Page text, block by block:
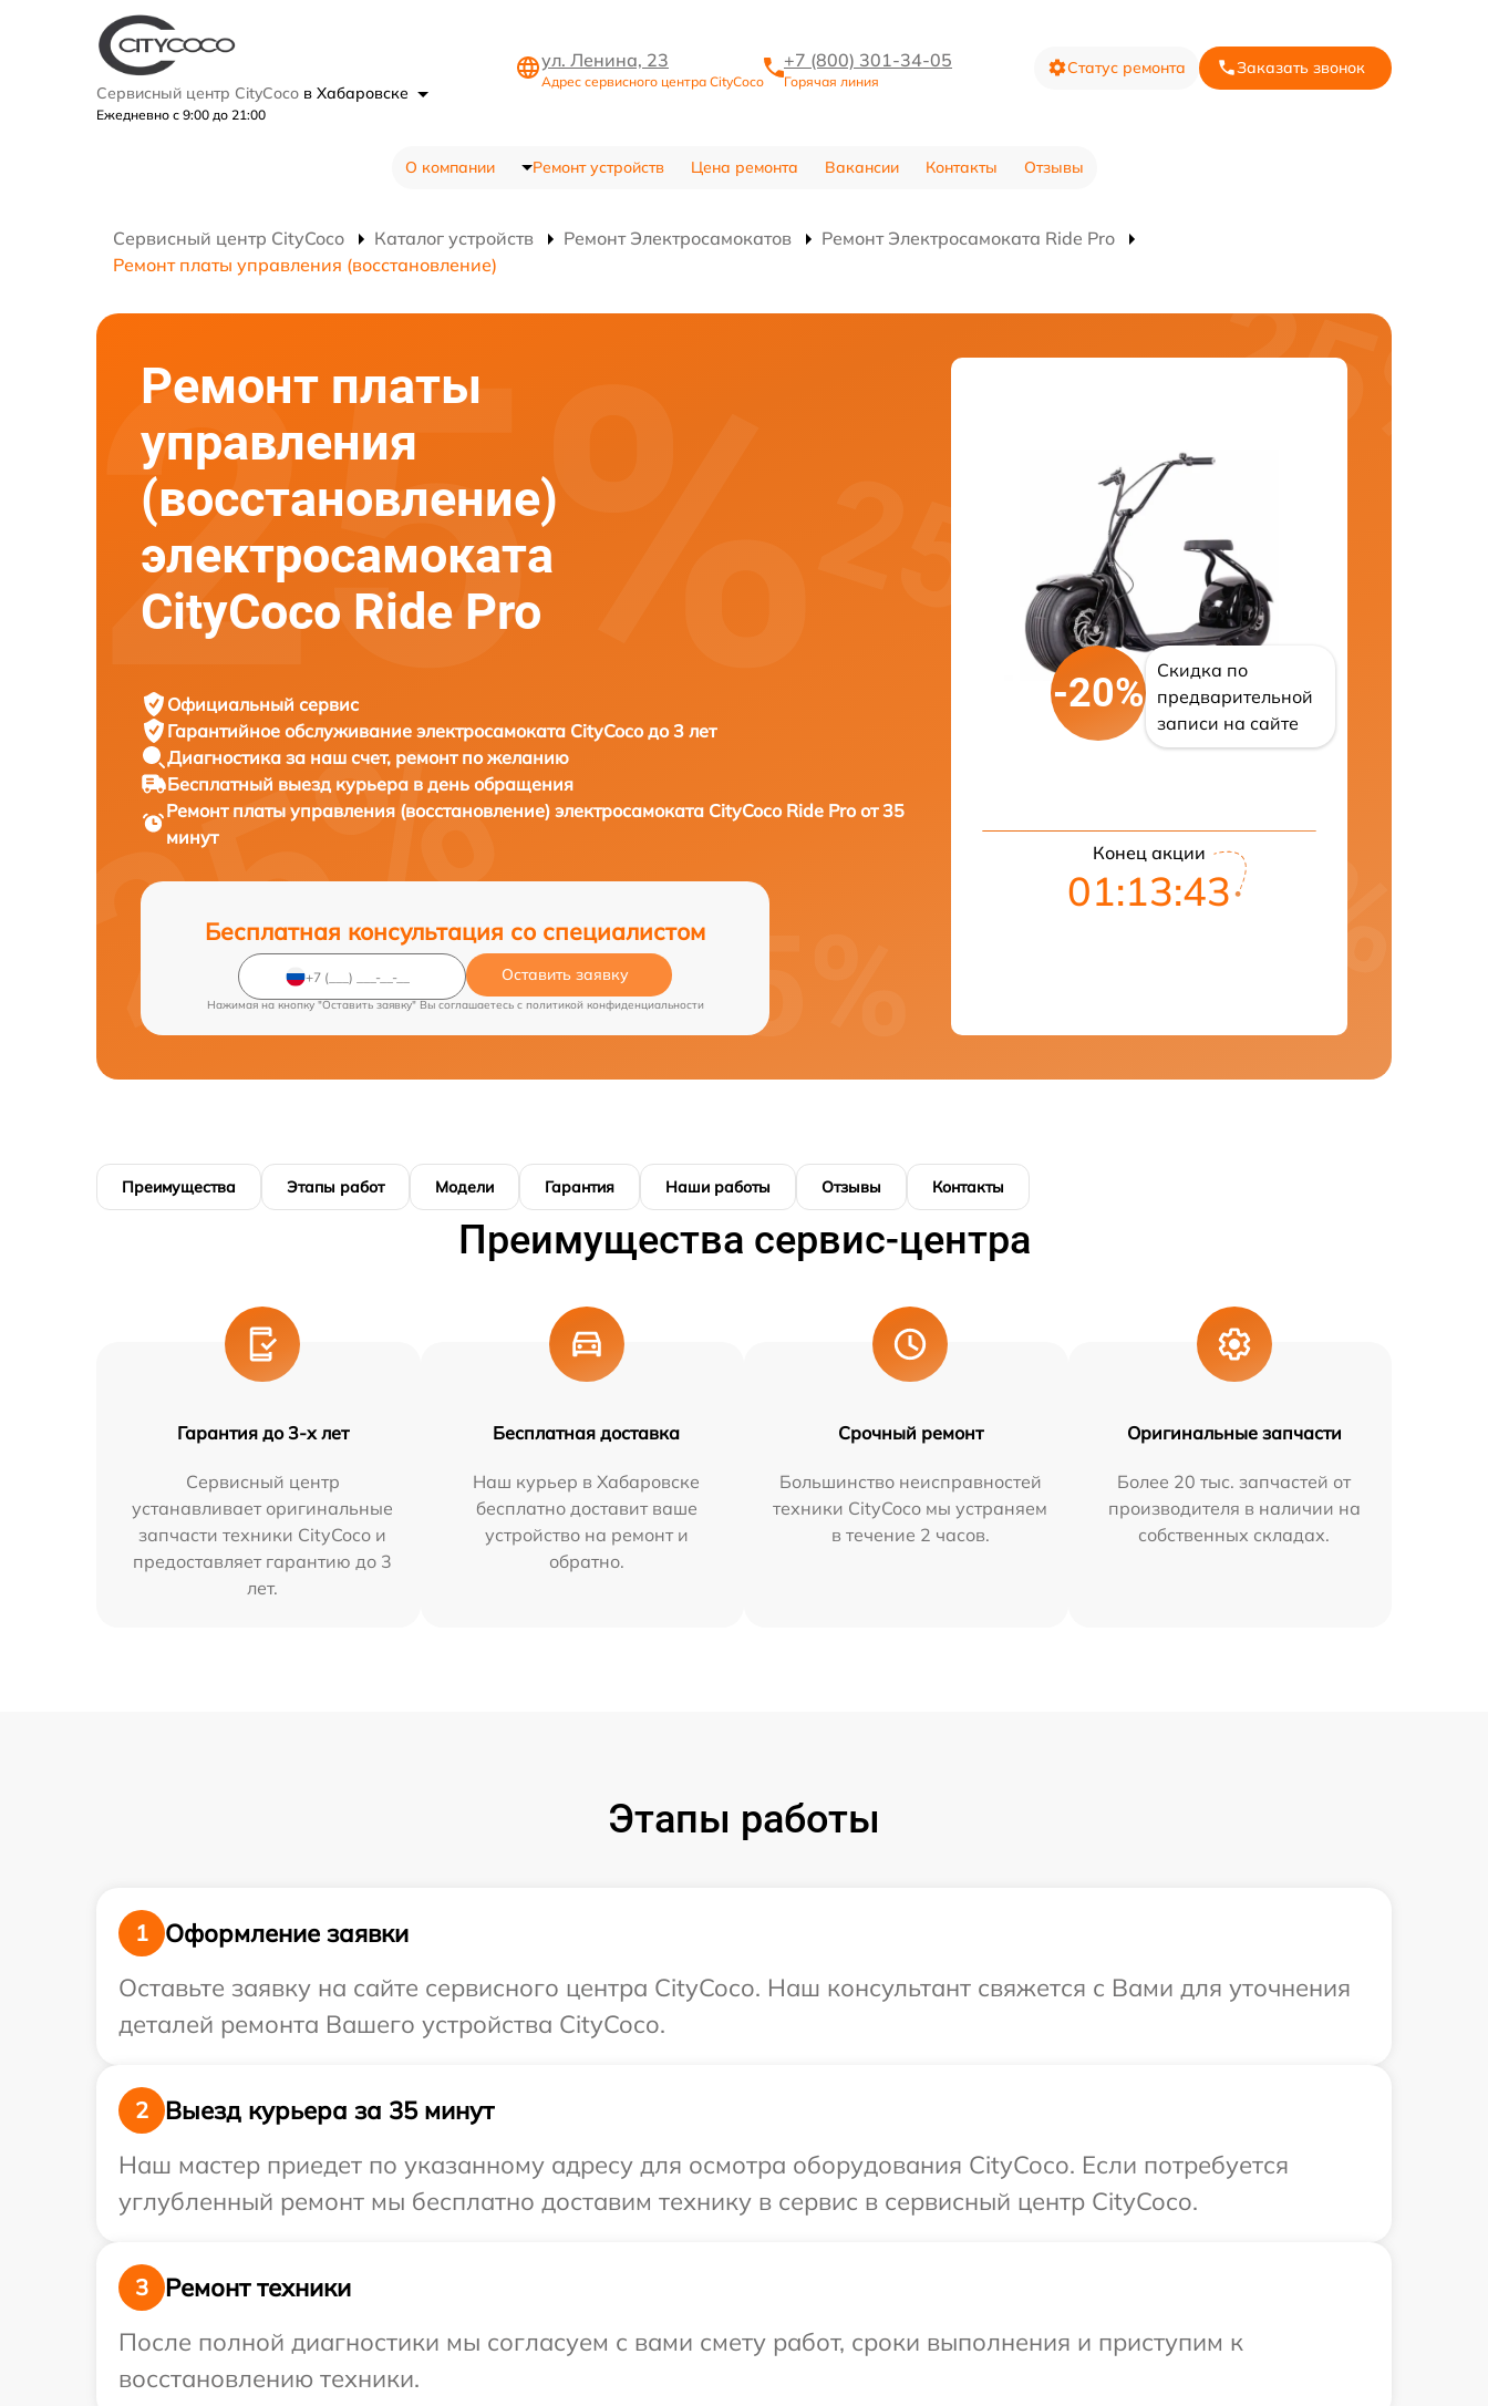
Сервисный центр CityCoco в Хабаровске
Ежедневно с 9:00 до 21:00
ул. Ленина, 23
Адрес сервисного центра CityCoco
+7 (800) 301-34-05
Горячая линия
Статус ремонта Заказать звонок
О компании Ремонт устройств Цена ремонта Вакансии Контакты Отзывы
Сервисный центр CityCoco Каталог устройств Ремонт Электросамокатов
Ремонт Электросамоката Ride Pro
Ремонт платы управления (восстановление)
Ремонт платы
управления
(восстановление)
электросамоката
CityCoco Ride Pro
Официальный сервис
Гарантийное обслуживание электросамоката CityCoco до 3 лет
Диагностика за наш счет, ремонт по желанию
Бесплатный выезд курьера в день обращения
Ремонт платы управления (восстановление) электросамоката CityCoco Ride Pro от 35
минут
Бесплатная консультация со специалистом
Оставить заявку
Нажимая на кнопку "Оставить заявку" Вы соглашаетесь c политикой конфиденциальности
-20%
Скидка по
предварительной
записи на сайте
Конец акции
01:13:42
Преимущества Этапы работ Модели Гарантия Наши работы Отзывы Контакты
Преимущества сервис-центра
Гарантия до 3-х лет
Сервисный центр
устанавливает оригинальные
запчасти техники CityCoco и
предоставляет гарантию до 3
лет.
Бесплатная доставка
Наш курьер в Хабаровске
бесплатно доставит ваше
устройство на ремонт и
обратно.
Срочный ремонт
Большинство неисправностей
техники CityCoco мы устраняем
в течение 2 часов.
Оригинальные запчасти
Более 20 тыс. запчастей от
производителя в наличии на
собственных складах.
Этапы работы
1
Оформление заявки
Оставьте заявку на сайте сервисного центра CityCoco. Наш консультант свяжется с Вами для уточнения
деталей ремонта Вашего устройства CityCoco.
2
Выезд курьера за 35 минут
Наш мастер приедет по указанному адресу для осмотра оборудования CityCoco. Если потребуется
углубленный ремонт мы бесплатно доставим технику в сервис в сервисный центр CityCoco.
3
Ремонт техники
После полной диагностики мы согласуем с вами смету работ, сроки выполнения и приступим к
восстановлению техники.